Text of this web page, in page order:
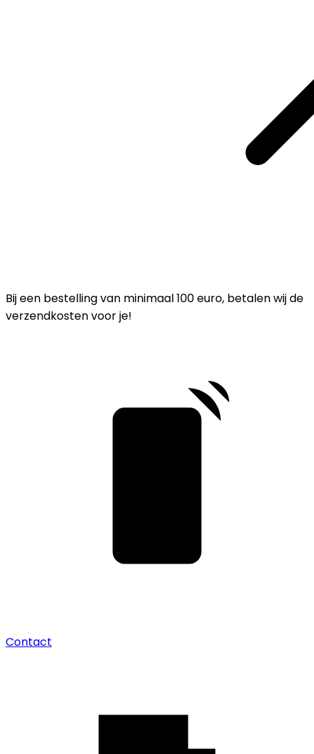
Bij een bestelling van minimaal 100 euro, betalen wij de
verzendkosten voor je!
Contact